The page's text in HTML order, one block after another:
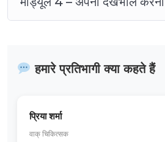
हमारे प्रतिभागी क्या कहते हैं
प्रिया शर्मा
वाक् चिकित्सक